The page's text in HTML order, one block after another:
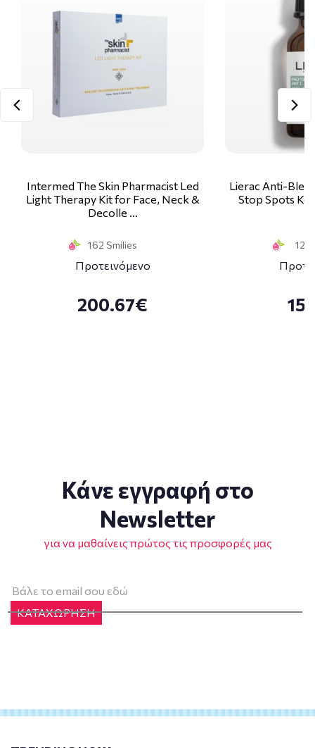
Intermed The Skin Pharmacist Led
Light Therapy Kit for Face, Neck &
Decolle …
162 Smilies
Προτεινόμενο
200.67€
Lierac Anti-
Stop Spots
12
Κάνε εγγραφή στο
Newsletter
για να μαθαίνεις πρώτος τις προσφορές μας
ΚΑΤΑΧΩΡΗΣΗ